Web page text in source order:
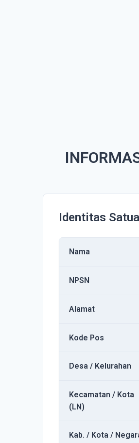
Identitas
Nama
NPSN
Alamat
Kode Pos
Desa / Kelurahan
Kecamatan / Kota
(LN)
Kab. / Kota /